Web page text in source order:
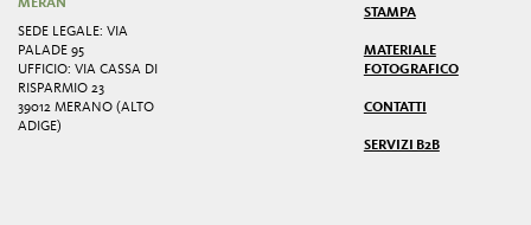
MERAN
SEDE LEGALE: VIA
PALADE 95
UFFICIO: VIA CASSA DI
RISPARMIO 23
39012 MERANO (ALTO
ADIGE)
STAMPA
MATERIALE
FOTOGRAFICO
CONTATTI
SERVIZI B2B